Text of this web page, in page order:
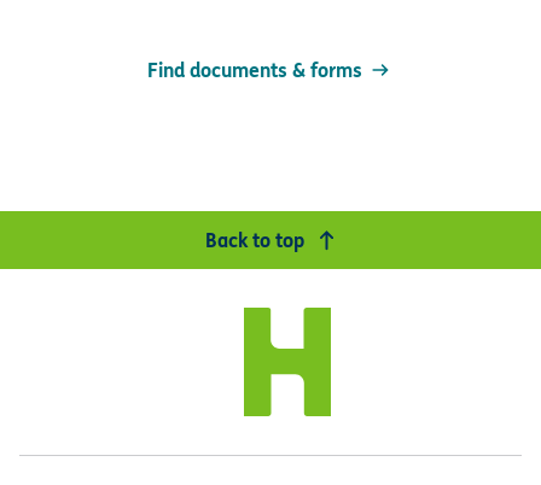
Find documents & forms
Back to top